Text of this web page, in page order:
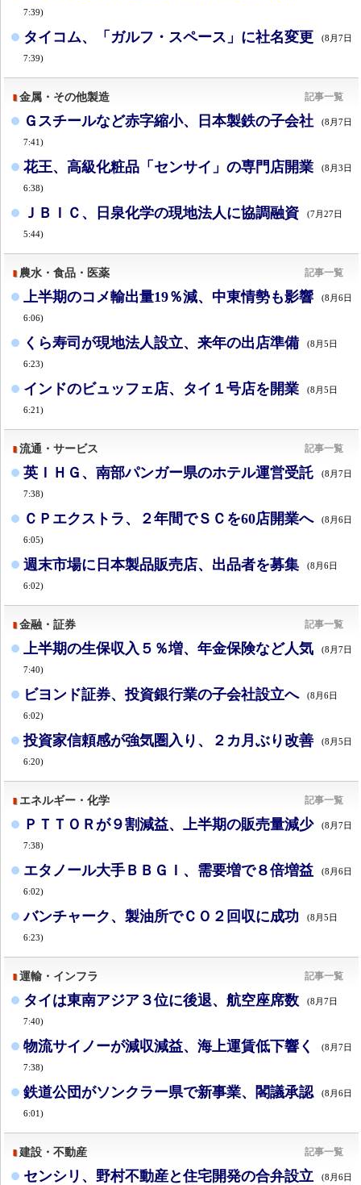
7:39)
タイコム、「ガルフ・スペース」に社名変更 (8月7日
7:39)
金属・その他製造 記事一覧
Ｇスチールなど赤字縮小、日本製鉄の子会社 (8月7日
7:41)
花王、高級化粧品「センサイ」の専門店開業 (8月3日
6:38)
ＪＢＩＣ、日泉化学の現地法人に協調融資 (7月27日
5:44)
農水・食品・医薬 記事一覧
上半期のコメ輸出量19％減、中東情勢も影響 (8月6日
6:06)
くら寿司が現地法人設立、来年の出店準備 (8月5日
6:23)
インドのビュッフェ店、タイ１号店を開業 (8月5日
6:21)
流通・サービス 記事一覧
英ＩＨＧ、南部パンガー県のホテル運営受託 (8月7日
7:38)
ＣＰエクストラ、２年間でＳＣを60店開業へ (8月6日
6:05)
週末市場に日本製品販売店、出品者を募集 (8月6日
6:02)
金融・証券 記事一覧
上半期の生保収入５％増、年金保険など人気 (8月7日
7:40)
ビヨンド証券、投資銀行業の子会社設立へ (8月6日
6:02)
投資家信頼感が強気圏入り、２カ月ぶり改善 (8月5日
6:20)
エネルギー・化学 記事一覧
ＰＴＴＯＲが９割減益、上半期の販売量減少 (8月7日
7:38)
エタノール大手ＢＢＧＩ、需要増で８倍増益 (8月6日
6:02)
バンチャーク、製油所でＣＯ２回収に成功 (8月5日
6:23)
運輸・インフラ 記事一覧
タイは東南アジア３位に後退、航空座席数 (8月7日
7:40)
物流サイノーが減収減益、海上運賃低下響く (8月7日
7:38)
鉄道公団がソンクラー県で新事業、閣議承認 (8月6日
6:01)
建設・不動産 記事一覧
センシリ、野村不動産と住宅開発の合弁設立 (8月6日